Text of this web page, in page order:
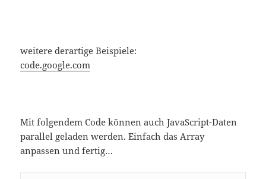
weitere derartige Beispiele:
code.google.com
Mit folgendem Code können auch JavaScript-Daten
parallel geladen werden. Einfach das Array
anpassen und fertig…